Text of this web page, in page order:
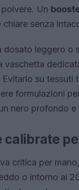
Un
senza
leggero o
vaschetta
su
formulazioni
nero profondo e
calibrate
critica per
o intorno ai